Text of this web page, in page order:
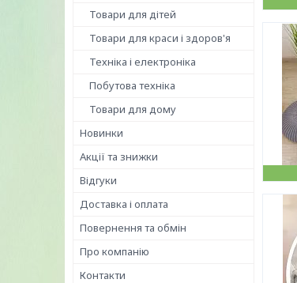
Товари для дітей
Товари для краси і здоров'я
Техніка і електроніка
Побутова техніка
Товари для дому
Новинки
Акції та знижки
Відгуки
Доставка і оплата
Повернення та обмін
Про компанію
Контакти